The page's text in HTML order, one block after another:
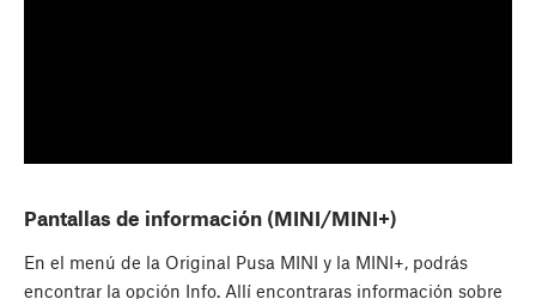
Pantallas de información (MINI/MINI+)
En el menú de la Original Pusa MINI y la MINI+, podrás
encontrar la opción Info. Allí encontraras información sobre